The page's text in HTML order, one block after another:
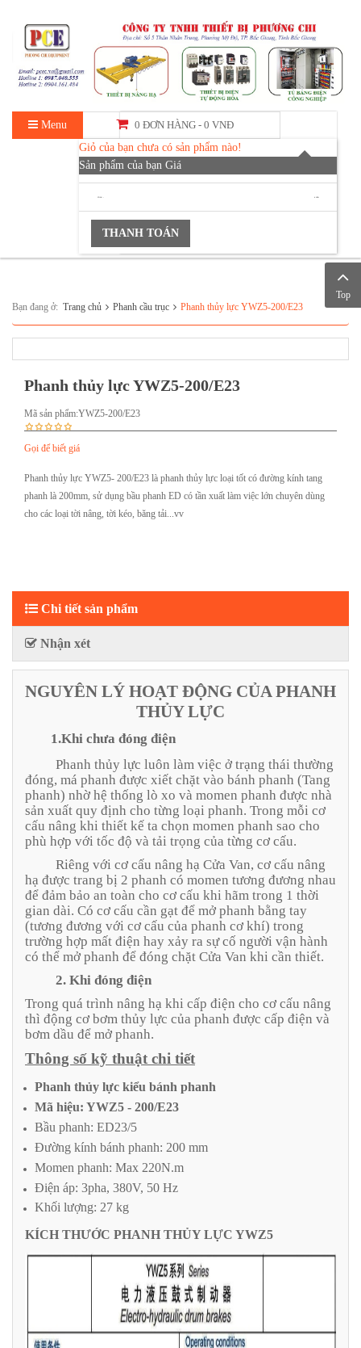
Menu 0 ĐƠN HÀNG -0 VNĐ
Giỏ của bạn chưa có sản phẩm nào!
Sản phẩm của bạnGiá
THANH TOÁN
Bạn đang ở: Trang chủ Phanh cầu trục Phanh thủy lực YWZ5-200/E23
Phanh thủy lực YWZ5-200/E23
Mã sản phẩm:YWZ5-200/E23
Gọi để biết giá
Phanh thủy lực YWZ5- 200/E23 là phanh thủy lực loại tốt có đường kính tang
phanh là 200mm, sử dụng bầu phanh ED có tần xuất làm việc lớn chuyên dùng
cho các loại tời nâng, tời kéo, băng tải...vv
Chi tiết sản phẩm
Nhận xét
NGUYÊN LÝ HOẠT ĐỘNG CỦA PHANH
THỦY LỰC
1.Khi chưa đóng điện
Phanh thủy lực luôn làm việc ở trạng thái thường
đóng, má phanh được xiết chặt vào bánh phanh (Tang
phanh) nhờ hệ thống lò xo và momen phanh được nhà
sản xuất quy định cho từng loại phanh. Trong mỗi cơ
cấu nâng khi thiết kế ta chọn momen phanh sao cho
phù hợp với tốc độ và tải trọng của từng cơ cấu.
Riêng với cơ cấu nâng hạ Cửa Van, cơ cấu nâng
hạ được trang bị 2 phanh có momen tương đương nhau
để đảm bảo an toàn cho cơ cấu khi hãm trong 1 thời
gian dài. Có cơ cấu cần gạt để mở phanh bằng tay
(tương đương với cơ cấu của phanh cơ khí) trong
trường hợp mất điện hay xảy ra sự cố người vận hành
có thể mở phanh để đóng chặt Cửa Van khi cần thiết.
2. Khi đóng điện
Trong quá trình nâng hạ khi cấp điện cho cơ cấu nâng
thì động cơ bơm thủy lực của phanh được cấp điện và
bơm dầu để mở phanh.
Thông số kỹ thuật chi tiết
Phanh thủy lực kiểu bánh phanh
Mã hiệu: YWZ5 - 200/E23
Bầu phanh: ED23/5
Đường kính bánh phanh: 200 mm
Momen phanh: Max 220N.m
Điện áp: 3pha, 380V, 50 Hz
Khối lượng: 27 kg
KÍCH THƯỚC PHANH THỦY LỰC YWZ5
Top